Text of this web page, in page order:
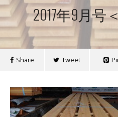
2017年9月号
Share Tweet